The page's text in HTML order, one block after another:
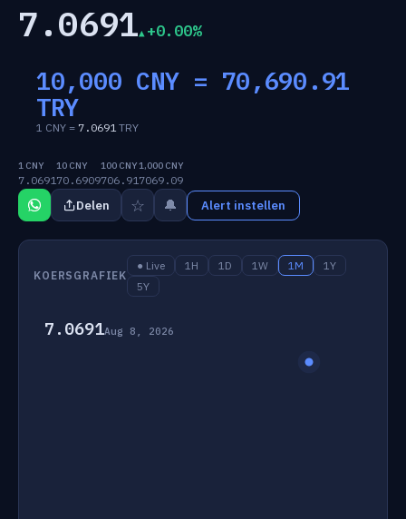
7.0691 +0.00%
10,000 CNY = 70,690.91
TRY
1 CNY = 7.0691TRY
1 CNY
7.0691
10 CNY
70.6909
100 CNY
706.91
1,000 CNY
7069.09
Delen ☆ 🔔 Alert instellen
KOERSGRAFIEK
● Live 1H 1D 1W 1M
1Y
5Y
7.0691Aug 8, 2026